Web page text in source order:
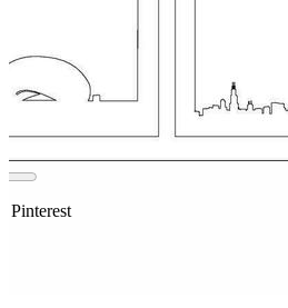
Pinterest